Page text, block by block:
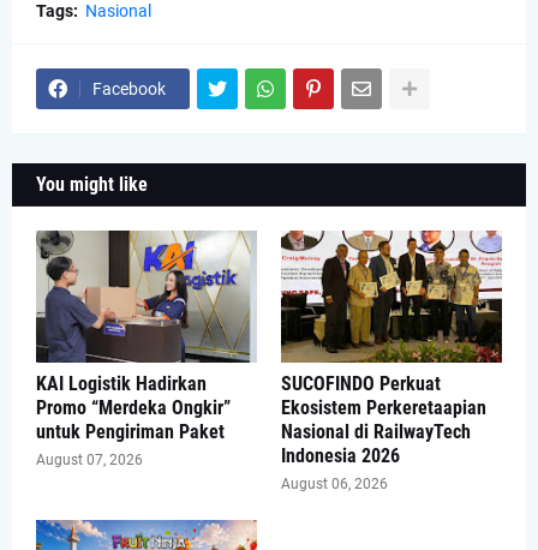
Tags: Nasional
Facebook
You might like
KAI Logistik Hadirkan
Promo “Merdeka Ongkir”
untuk Pengiriman Paket
August 07, 2026
SUCOFINDO Perkuat
Ekosistem Perkeretaapian
Nasional di RailwayTech
Indonesia 2026
August 06, 2026